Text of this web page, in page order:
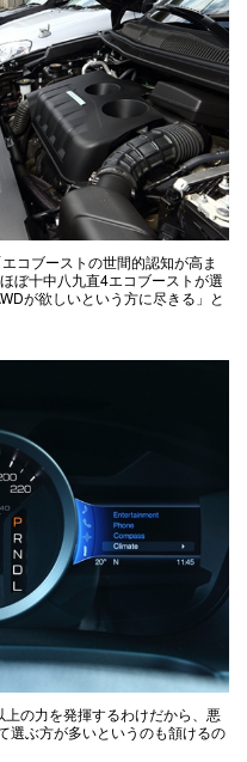
コブーストの世間的認知が高ま
ぼ十中八九直4エコブーストが選
が欲しいという方に尽きる」と
の力を発揮するわけだから、悪
選ぶ方が多いというのも頷けるの